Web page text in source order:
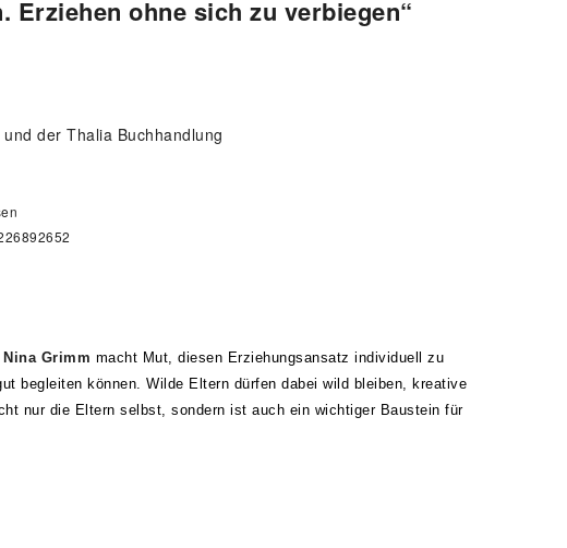
ohne sich zu verbiegen“
der Thalia Buchhandlung
Grimm macht Mut, diesen Erziehungsansatz individuell zu
begleiten können. Wilde Eltern dürfen dabei wild bleiben, kreative
nur die Eltern selbst, sondern ist auch ein wichtiger Baustein für